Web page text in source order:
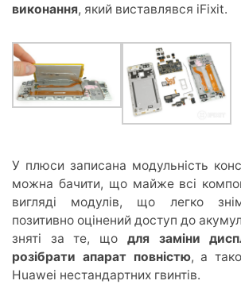
виконання, який виставлявся iFixit.
У плюси записана модульність
можна бачити, що майже всі
вигляді модулів, що легко
позитивно оцінений доступ до
зняті за те, що для заміни
розібрати апарат повністю, а
Huawei нестандартних гвинтів.